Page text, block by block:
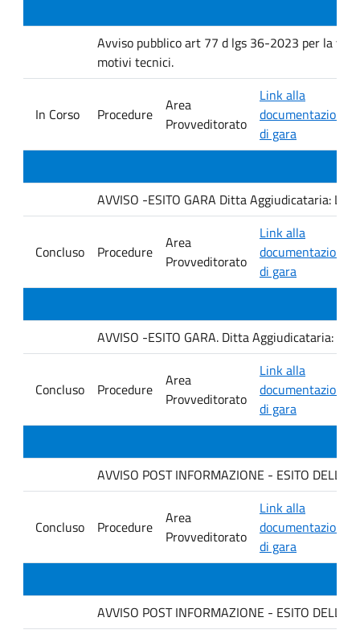
Avviso pubblico art 77 d lgs 36-2023 per la
motivi tecnici.
In Corso Procedure
Area
Provveditorato
Link alla
documentazione
di gara
AVVISO -ESITO GARA Ditta Aggiudicataria:
Concluso Procedure
Area
Provveditorato
Link alla
documentazione
di gara
AVVISO -ESITO GARA. Ditta Aggiudicataria:
Concluso Procedure
Area
Provveditorato
Link alla
documentazione
di gara
AVVISO POST INFORMAZIONE - ESITO DELLA
Concluso Procedure
Area
Provveditorato
Link alla
documentazione
di gara
AVVISO POST INFORMAZIONE - ESITO DELLA